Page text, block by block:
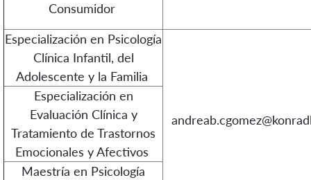
Consumidor
Especialización en Psicología
Clínica Infantil, del
Adolescente y la Familia
Especialización en
Evaluación Clínica y
Tratamiento de Trastornos
Emocionales y Afectivos
Maestría en Psicología